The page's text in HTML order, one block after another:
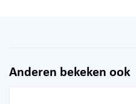
Anderen bekeken ook